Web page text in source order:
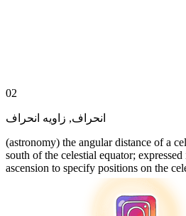
02
انحراف, زاویه انحراف
(astronomy) the angular distance of a
south of the celestial equator;
ascension to specify positions on the